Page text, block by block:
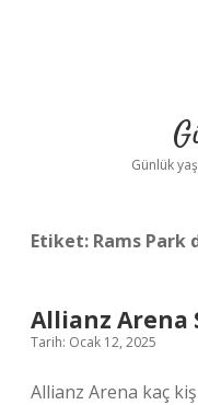
Günlük
Etiket: Rams Park
Allianz Arena
Tarih: Ocak 12, 2025
Allianz Arena kaç